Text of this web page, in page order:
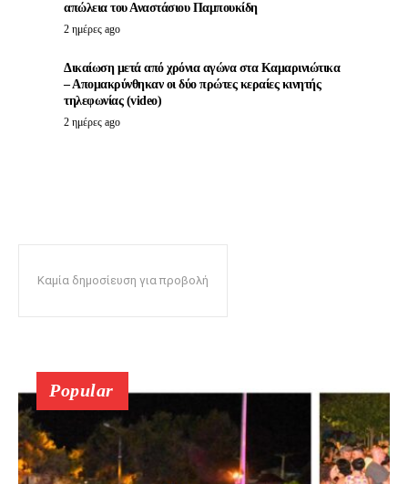
απώλεια του Αναστάσιου Παμπουκίδη
2 ημέρες ago
Δικαίωση μετά από χρόνια αγώνα στα Καμαρινιώτικα
– Απομακρύνθηκαν οι δύο πρώτες κεραίες κινητής
τηλεφωνίας (video)
2 ημέρες ago
Καμία δημοσίευση για προβολή
Popular